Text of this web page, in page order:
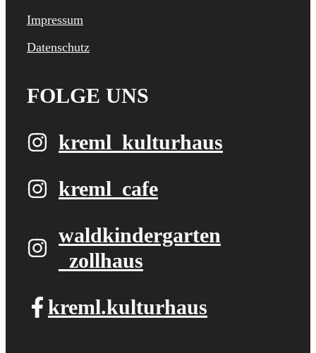
Impressum
Datenschutz
FOLGE UNS
kreml_kulturhaus
kreml_cafe
waldkindergarten​
_zollhaus
kreml.kulturhaus